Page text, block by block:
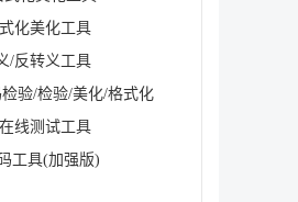
化美化工具
/反转义工具
检验/检验/美化/格式化
线测试工具
工具(加强版)